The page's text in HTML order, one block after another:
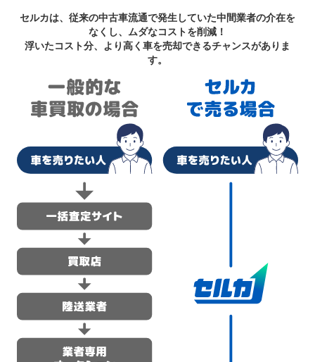
セルカは、従来の中古車流通で発生していた中間業者の介在を
なくし、ムダなコストを削減！
浮いたコスト分、より高く車を売却できるチャンスがありま
す。